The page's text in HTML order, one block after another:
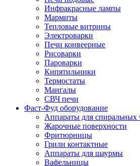
Инфракрасные лампы
Мармиты
Тепловые витрины
Электроварки
Печи конвеерные
Рисоварки
Пароварки
Кипятильники
Термостаты
Мангалы
СВЧ печи
Фаст-Фуд оборудование
Аппараты для спиральных
Жарочные поверхности
Фритюрницы
Грили контактные
Аппараты для шаурмы
Вафельницы